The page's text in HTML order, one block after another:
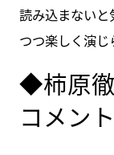
読み込まない
つつ楽しく演じ
◆柿原徹
コメント